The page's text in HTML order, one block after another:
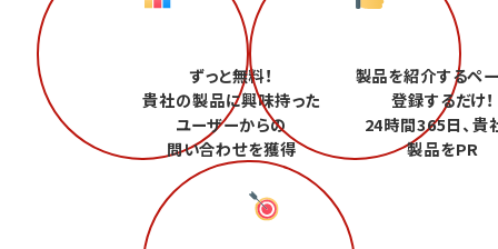
ずっと無料！
貴社の製品に興味持った
ユーザーからの
問い合わせを獲得
製品を紹介するペ
登録するだけ！
24時間365日、貴
製品をPR